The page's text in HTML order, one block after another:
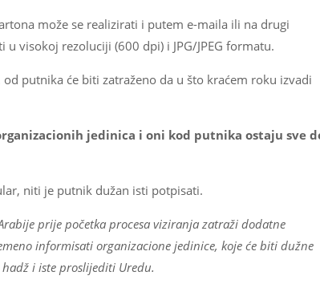
može se realizirati i putem e-maila ili na drugi
visokoj rezoluciji (600 dpi) i JPG/JPEG formatu.
putnika će biti zatraženo da u što kraćem roku izvadi
jedinica i oni kod putnika ostaju sve
niti je putnik dužan isti potpisati.
prije početka procesa viziranja zatraži dodatne
informisati organizacione jedinice, koje će biti dužne
i iste proslijediti Uredu.